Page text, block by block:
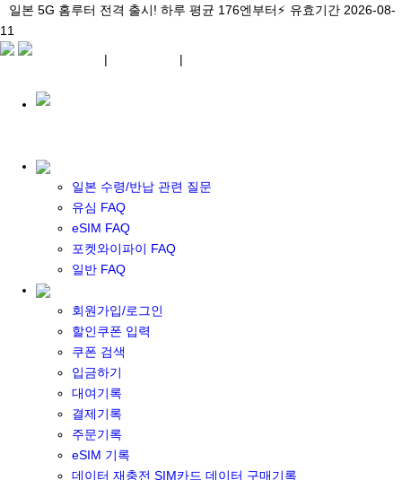
일본 5G 홈루터 전격 출시! 하루 평균 176엔부터⚡ 유효기간 2026-08-
11
일본 수령/반납 관련 질문
유심 FAQ
eSIM FAQ
포켓와이파이 FAQ
일반 FAQ
회원가입/로그인
할인쿠폰 입력
쿠폰 검색
입금하기
대여기록
결제기록
주문기록
eSIM 기록
데이터 재충전 SIM카드 데이터 구매기록
\아이비디오 eSIM🇯🇵/ 일본 3대 현지망 모두 플랜 완비! 유효기간
2026-08-11
일본 5G 홈루터 전격 출시! 하루 평균 176엔부터⚡ 유효기간 2026-08-
11
| |
포켓 와이파이 대여
일본 와이파이
일본 계약 와이파이
eSIM
일본 eSIM
한국 eSIM
대만 eSIM
기타 아시아 eSIM
eSIM 개통 설명서
포켓와이파이&데이터 구매
포켓와이파이 구매
일본 DATA